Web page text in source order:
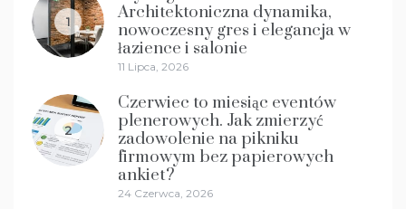
1
Architektoniczna dynamika,
nowoczesny gres i elegancja w
łazience i salonie
11 Lipca, 2026
2
Czerwiec to miesiąc eventów
plenerowych. Jak zmierzyć
zadowolenie na pikniku
firmowym bez papierowych
ankiet?
24 Czerwca, 2026